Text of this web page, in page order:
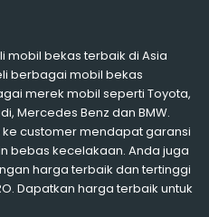
mobil bekas terbaik di Asia
berbagai mobil bekas
merek mobil seperti Toyota,
Mercedes Benz dan BMW.
customer mendapat garansi
bebas kecelakaan. Anda juga
harga terbaik dan tertinggi
Dapatkan harga terbaik untuk